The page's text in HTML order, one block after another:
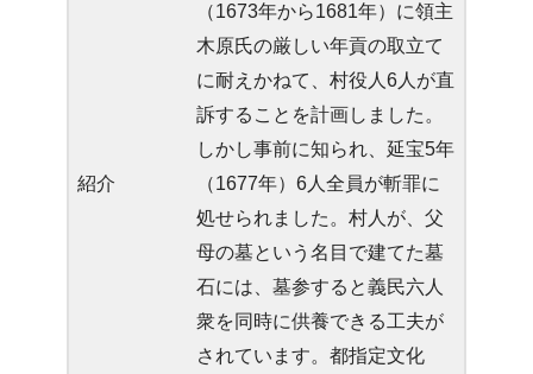
紹介
（1673年から1681年）に領主
木原氏の厳しい年貢の取立て
に耐えかねて、村役人6人が直
訴することを計画しました。
しかし事前に知られ、延宝5年
（1677年）6人全員が斬罪に
処せられました。村人が、父
母の墓という名目で建てた墓
石には、墓参すると義民六人
衆を同時に供養できる工夫が
されています。都指定文化